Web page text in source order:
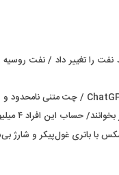
را تغییر داد / نفت
این افراد ۴ میلیون تومان شارژ شد